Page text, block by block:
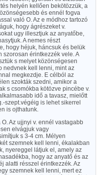
helyén kellően bekötözzük, a
és ennél fogva
való O. Az e módhoz tartozó
hogy ágrészeket v.
ugy illesztjuk az anyatőbe,
A nemes részt
hogy héjuk, háncsuk és belük
érintkezzék vele. A
s melyet közönségesen
nedvnek kell lenni, mint az
megkezdje. E célból az
szokták szedni, amikor a
s csomókba kötözve pincébe v.
idő a tavasz, mielőtt
szept.végéig is lehet sikerrel
is ojthatunk.
Az ujjnyi v. ennél vastagabb
elvágjuk vagy
s 3-4 cm. Mélyen
szemnek kell lenni, ékalakban
nyereggel látjuk el, amely az
hogy az anyatő és az
alatti résszel érintkezzék. Az
szemnek kell lenni, mert ez